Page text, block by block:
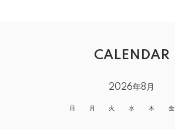
CALENDAR
2026年8月
日 月 火 水 木 金